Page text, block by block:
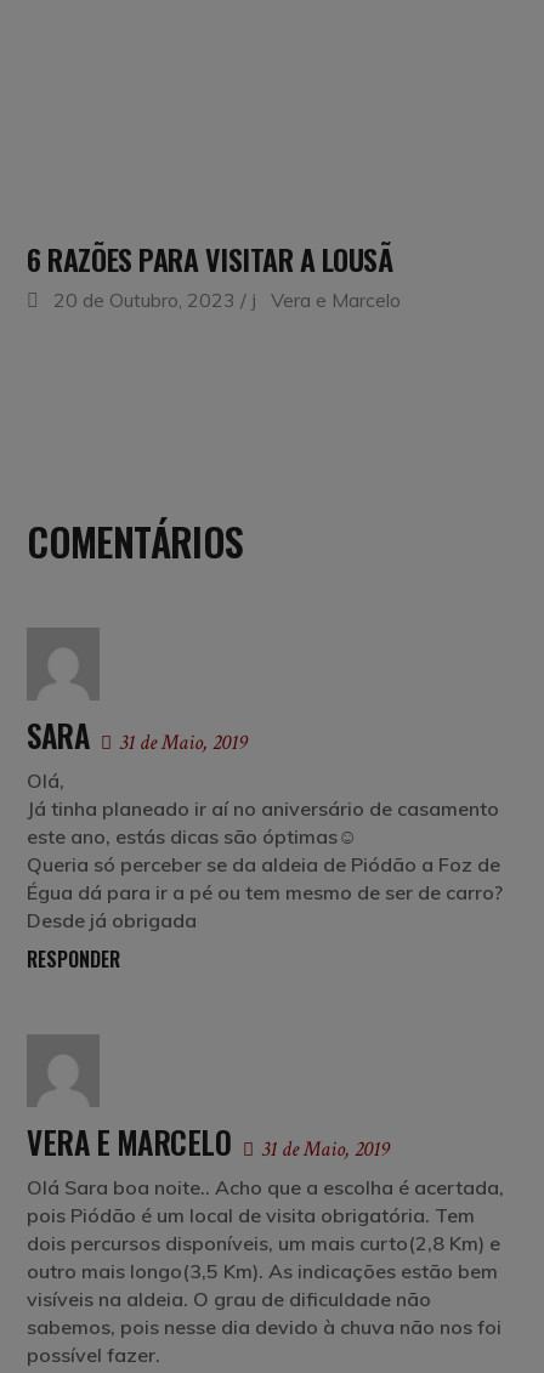
6 RAZÕES PARA VISITAR A LOUSÃ
20 de Outubro, 2023 Vera e Marcelo
COMENTÁRIOS
SARA 31 de Maio, 2019
Olá,
Já tinha planeado ir aí no aniversário de casamento
este ano, estás dicas são óptimas☺️
Queria só perceber se da aldeia de Piódão a Foz de
Égua dá para ir a pé ou tem mesmo de ser de carro?
Desde já obrigada
RESPONDER
VERA E MARCELO 31 de Maio, 2019
Olá Sara boa noite.. Acho que a escolha é acertada,
pois Piódão é um local de visita obrigatória. Tem
dois percursos disponíveis, um mais curto(2,8 Km) e
outro mais longo(3,5 Km). As indicações estão bem
visíveis na aldeia. O grau de dificuldade não
sabemos, pois nesse dia devido à chuva não nos foi
possível fazer.